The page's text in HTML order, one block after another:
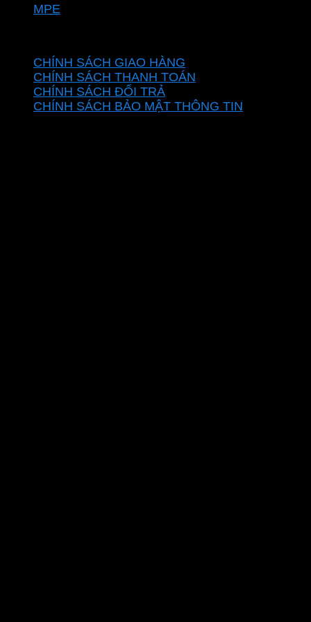
MPE
CHÍNH SÁCH GIAO HÀNG
CHÍNH SÁCH THANH TOÁN
CHÍNH SÁCH ĐỔI TRẢ
CHÍNH SÁCH BẢO MẬT THÔNG TIN